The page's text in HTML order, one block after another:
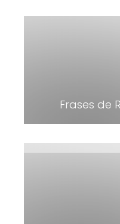
Frases de